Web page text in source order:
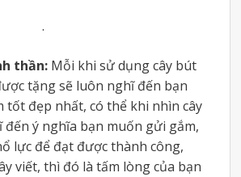
.
thần:Mỗi khi sử dụng cây bút
tặng sẽ luôn nghĩ đến bạn
tốt đẹp nhất, có thể khi nhìn cây
ý nghĩa bạn muốn gửi gắm,
lực để đạt được thành công,
viết, thì đó là tấm lòng của bạn